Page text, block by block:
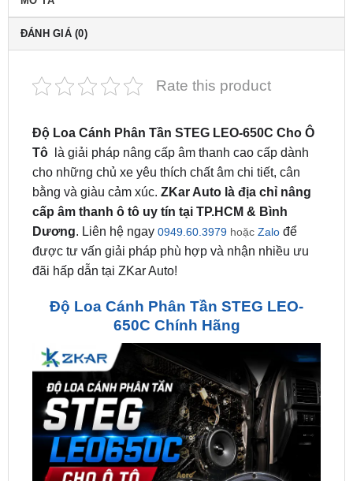
Độ Loa Cánh Phân Tần STEG LEO-650C Cho Ô
cho những chủ xe yêu thích chất âm chi tiết, cân
bằng và giàu cảm xúc.ZKar Auto là địa chỉ nâng
cấp âm thanh ô tô uy tín tại TP.HCM & Bình
Dương. Liên hệ ngay 0949.60.3979hoặc Zalo để
được tư vấn giải pháp phù hợp và nhận nhiều ưu
đãi hấp dẫn tại ZKar Auto!
Độ Loa Cánh Phân Tần STEG LEO-